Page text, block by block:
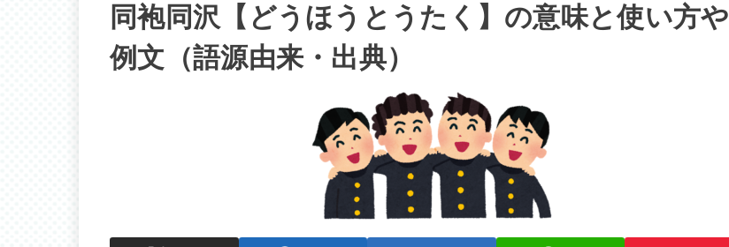
同袍同沢【どうほうとうたく】の意味と使い方や
例文（語源由来・出典）